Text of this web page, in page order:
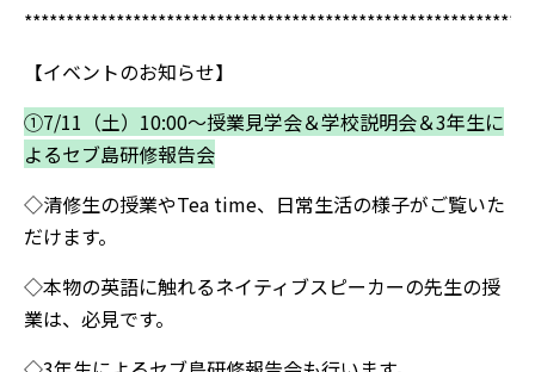
【イベントのお知らせ】
①7/11（土）10:00～授業見学会＆学校説明会＆3年生に
よるセブ島研修報告会
◇清修生の授業やTea time、日常生活の様子がご覧いた
だけます。
◇本物の英語に触れるネイティブスピーカーの先生の授
業は、必見です。